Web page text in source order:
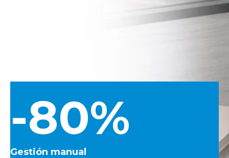
-80%
Gestión manual